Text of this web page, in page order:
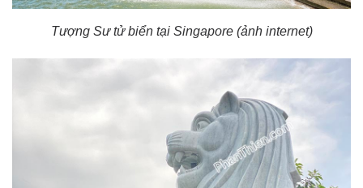
Tượng Sư tử biển tại Singapore (ảnh internet)